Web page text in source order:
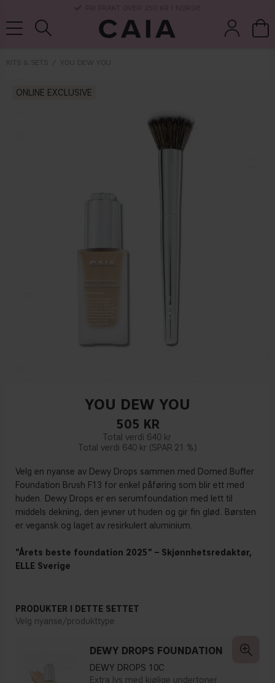
KITS & SETS YOU DEW YOU
ONLINE EXCLUSIVE
YOU DEW YOU
505 KR
640 kr
640 kr
21 %
Velg en nyanse av Dewy Drops sammen med Domed Buffer
Foundation Brush F13 for enkel påføring som blir ett med
huden. Dewy Drops er en serumfoundation med lett til
middels dekning, den jevner ut huden og gir fin glød. Børsten
er vegansk og laget av resirkulert aluminium.
"Årets beste foundation 2025" – Skjønnhetsredaktør,
ELLE Sverige
PRODUKTER I DETTE SETTET
Velg nyanse/produkttype
DEWY DROPS FOUNDATION
DEWY DROPS 10C
Extra lys med kjølige undertoner
parfyme